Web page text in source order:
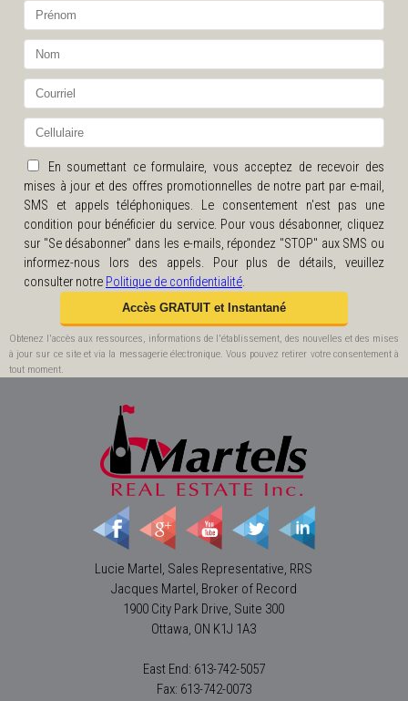
En soumettant ce formulaire, vous acceptez de recevoir des
mises à jour et des offres promotionnelles de notre part par e-mail,
SMS et appels téléphoniques. Le consentement n'est pas une
condition pour bénéficier du service. Pour vous désabonner, cliquez
sur "Se désabonner" dans les e-mails, répondez "STOP" aux SMS ou
informez-nous lors des appels. Pour plus de détails, veuillez
consulter notre Politique de confidentialité.
Obtenez l'accès aux ressources, informations de l'établissement, des nouvelles et des mises
à jour sur ce site et via la messagerie électronique. Vous pouvez retirer votre consentement à
tout moment.
Lucie Martel, Sales Representative, RRS
Jacques Martel, Broker of Record
1900 City Park Drive, Suite 300
Ottawa, ON K1J 1A3
East End: 613-742-5057
Fax: 613-742-0073